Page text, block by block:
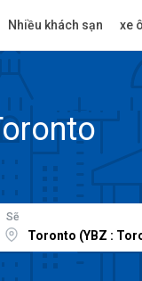
Nhiều khách sạn xe
Sẽ